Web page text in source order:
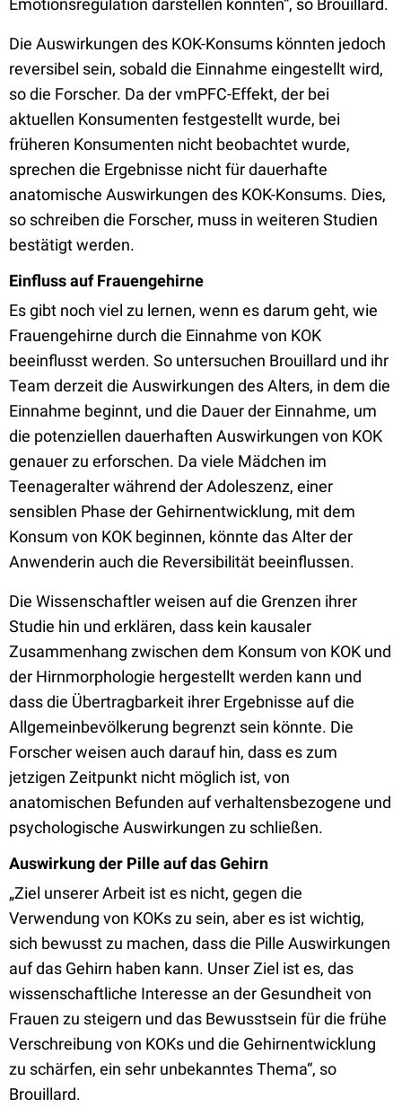
Emotionsregulation darstellen könnten“, so Brouillard.
Die Auswirkungen des KOK-Konsums könnten jedoch
reversibel sein, sobald die Einnahme eingestellt wird,
so die Forscher. Da der vmPFC-Effekt, der bei
aktuellen Konsumenten festgestellt wurde, bei
früheren Konsumenten nicht beobachtet wurde,
sprechen die Ergebnisse nicht für dauerhafte
anatomische Auswirkungen des KOK-Konsums. Dies,
so schreiben die Forscher, muss in weiteren Studien
bestätigt werden.
Einfluss auf Frauengehirne
Es gibt noch viel zu lernen, wenn es darum geht, wie
Frauengehirne durch die Einnahme von KOK
beeinflusst werden. So untersuchen Brouillard und ihr
Team derzeit die Auswirkungen des Alters, in dem die
Einnahme beginnt, und die Dauer der Einnahme, um
die potenziellen dauerhaften Auswirkungen von KOK
genauer zu erforschen. Da viele Mädchen im
Teenageralter während der Adoleszenz, einer
sensiblen Phase der Gehirnentwicklung, mit dem
Konsum von KOK beginnen, könnte das Alter der
Anwenderin auch die Reversibilität beeinflussen.
Die Wissenschaftler weisen auf die Grenzen ihrer
Studie hin und erklären, dass kein kausaler
Zusammenhang zwischen dem Konsum von KOK und
der Hirnmorphologie hergestellt werden kann und
dass die Übertragbarkeit ihrer Ergebnisse auf die
Allgemeinbevölkerung begrenzt sein könnte. Die
Forscher weisen auch darauf hin, dass es zum
jetzigen Zeitpunkt nicht möglich ist, von
anatomischen Befunden auf verhaltensbezogene und
psychologische Auswirkungen zu schließen.
Auswirkung der Pille auf das Gehirn
„Ziel unserer Arbeit ist es nicht, gegen die
Verwendung von KOKs zu sein, aber es ist wichtig,
sich bewusst zu machen, dass die Pille Auswirkungen
auf das Gehirn haben kann. Unser Ziel ist es, das
wissenschaftliche Interesse an der Gesundheit von
Frauen zu steigern und das Bewusstsein für die frühe
Verschreibung von KOKs und die Gehirnentwicklung
zu schärfen, ein sehr unbekanntes Thema“, so
Brouillard.